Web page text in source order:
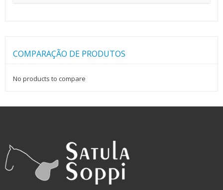
COMPARAÇÃO DE PRODUTOS
No products to compare